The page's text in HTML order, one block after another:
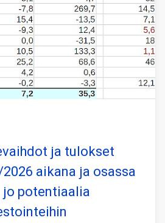
ja tulokset
aikana ja osassa
potentiaalia